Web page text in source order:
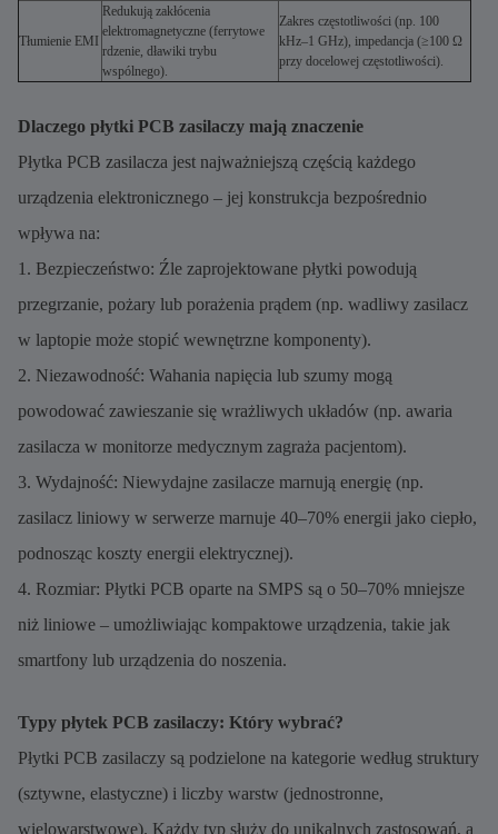
Tłumienie EMI
Redukują zakłócenia
elektromagnetyczne (ferrytowe
rdzenie, dławiki trybu
wspólnego).
Zakres częstotliwości (np. 100
kHz–1 GHz), impedancja (≥100 Ω
przy docelowej częstotliwości).
Dlaczego płytki PCB zasilaczy mają znaczenie
Płytka PCB zasilacza jest najważniejszą częścią każdego
urządzenia elektronicznego – jej konstrukcja bezpośrednio
wpływa na:
1. Bezpieczeństwo: Źle zaprojektowane płytki powodują
przegrzanie, pożary lub porażenia prądem (np. wadliwy zasilacz
w laptopie może stopić wewnętrzne komponenty).
2. Niezawodność: Wahania napięcia lub szumy mogą
powodować zawieszanie się wrażliwych układów (np. awaria
zasilacza w monitorze medycznym zagraża pacjentom).
3. Wydajność: Niewydajne zasilacze marnują energię (np.
zasilacz liniowy w serwerze marnuje 40–70% energii jako ciepło,
podnosząc koszty energii elektrycznej).
4. Rozmiar: Płytki PCB oparte na SMPS są o 50–70% mniejsze
niż liniowe – umożliwiając kompaktowe urządzenia, takie jak
smartfony lub urządzenia do noszenia.
Typy płytek PCB zasilaczy: Który wybrać?
Płytki PCB zasilaczy są podzielone na kategorie według struktury
(sztywne, elastyczne) i liczby warstw (jednostronne,
wielowarstwowe). Każdy typ służy do unikalnych zastosowań, a